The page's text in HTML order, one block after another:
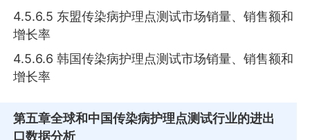
4.5.6.5 东盟传染病护理点测试市场销量、销售额和
增长率
4.5.6.6 韩国传染病护理点测试市场销量、销售额和
增长率
第五章全球和中国传染病护理点测试行业的进出
口数据分析